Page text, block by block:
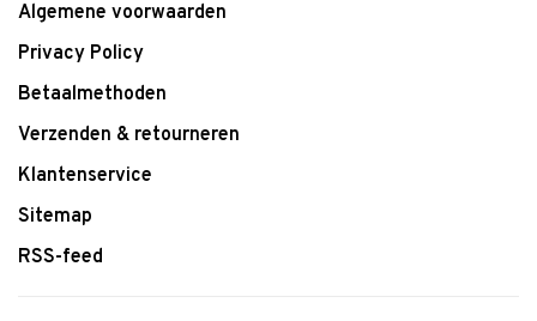
Algemene voorwaarden
Privacy Policy
Betaalmethoden
Verzenden & retourneren
Klantenservice
Sitemap
RSS-feed